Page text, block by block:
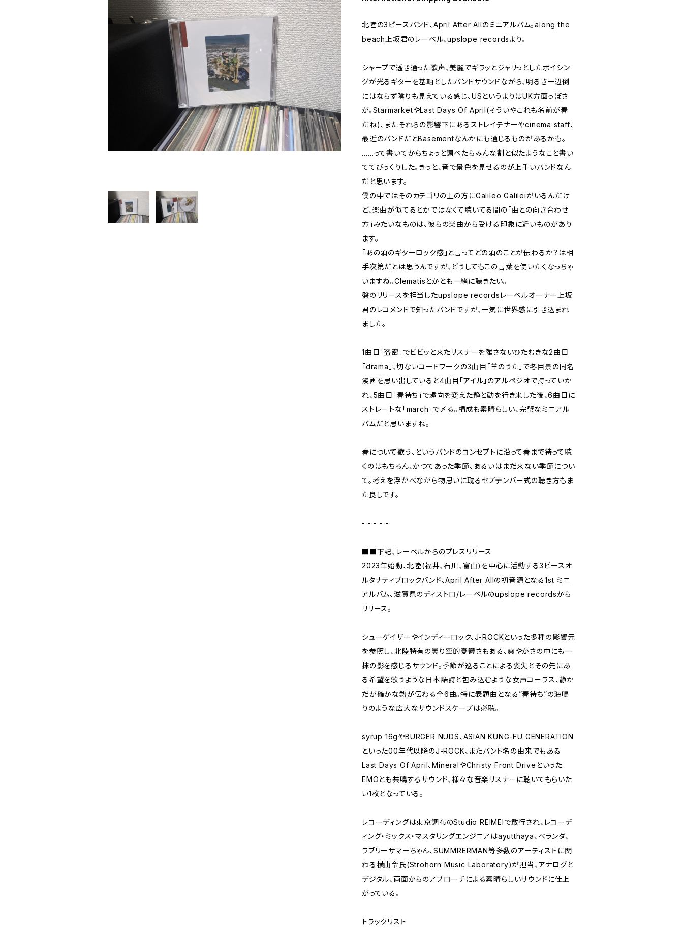
北陸の3ピースバンド、April After Allのミニアルバム。along the
beach上坂君のレーベル、upslope recordsより。
シャープで透き通った歌声、美麗でギラッとジャリっとしたボイシン
グが光るギターを基軸としたバンドサウンドながら、明るさ一辺倒
にはならず陰りも見えている感じ、USというよりはUK方面っぽさ
が。StarmarketやLast Days Of April(そういやこれも名前が春
だね)、またそれらの影響下にあるストレイテナーやcinema staff、
最近のバンドだとBasementなんかにも通じるものがあるかも。
……って書いてからちょっと調べたらみんな割と似たようなこと書い
ててびっくりした。きっと、音で景色を見せるのが上手いバンドなん
だと思います。
僕の中ではそのカテゴリの上の方にGalileo Galileiがいるんだけ
ど、楽曲が似てるとかではなくて聴いてる間の「曲との向き合わせ
方」みたいなものは、彼らの楽曲から受ける印象に近いものがあり
ます。
「あの頃のギターロック感」と言ってどの頃のことが伝わるか？は相
手次第だとは思うんですが、どうしてもこの言葉を使いたくなっちゃ
いますね。Clematisとかとも一緒に聴きたい。
盤のリリースを担当したupslope recordsレーベルオーナー上坂
君のレコメンドで知ったバンドですが、一気に世界感に引き込まれ
ました。
1曲目「盗密」でビビッと来たリスナーを離さないひたむきな2曲目
「drama」、切ないコードワークの3曲目「羊のうた」で冬目景の同名
漫画を思い出していると4曲目「アイル」のアルペジオで持っていか
れ、5曲目「春待ち」で趣向を変えた静と動を行き来した後、6曲目に
ストレートな「march」で〆る。構成も素晴らしい、完璧なミニアル
バムだと思いますね。
春について歌う、というバンドのコンセプトに沿って春まで待って聴
くのはもちろん、かつてあった季節、あるいはまだ来ない季節につい
て。考えを浮かべながら物思いに耽るセプテンバー式の聴き方もま
た良しです。
- - - - -
■■下記、レーベルからのプレスリリース
2023年始動、北陸(福井、石川、富山)を中心に活動する3ピースオ
ルタナティブロックバンド、April After Allの初音源となる1st ミニ
アルバム、滋賀県のディストロ/レーベルのupslope recordsから
リリース。
シューゲイザーやインディーロック、J-ROCKといった多種の影響元
を参照し、北陸特有の曇り空的憂鬱さもある、爽やかさの中にも一
抹の影を感じるサウンド。季節が巡ることによる喪失とその先にあ
る希望を歌うような日本語詩と包み込むような女声コーラス、静か
だが確かな熱が伝わる全6曲。特に表題曲となる”春待ち”の海鳴
りのような広大なサウンドスケープは必聴。
syrup 16gやBURGER NUDS、ASIAN KUNG-FU GENERATION
といった00年代以降のJ-ROCK、またバンド名の由来でもある
Last Days Of April、MineralやChristy Front Driveといった
EMOとも共鳴するサウンド、様々な音楽リスナーに聴いてもらいた
い1枚となっている。
レコーディングは東京調布のStudio REIMEIで敢行され、レコーデ
ィング・ミックス・マスタリングエンジニアはayutthaya、ベランダ、
ラブリーサマーちゃん、SUMMRERMAN等多数のアーティストに関
わる横山令氏(Strohorn Music Laboratory)が担当、アナログと
デジタル、両面からのアプローチによる素晴らしいサウンドに仕上
がっている。
トラックリスト